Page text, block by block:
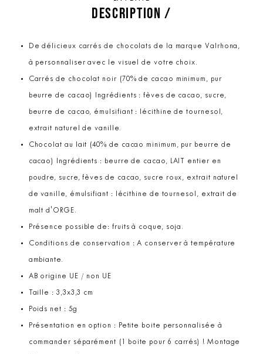
DESCRIPTION /
De délicieux carrés de chocolats de la marque Valrhona,
à personnaliser avec le visuel de votre choix.
Carrés de chocolat noir (70% de cacao minimum, pur
beurre de cacao) Ingrédients : fèves de cacao, sucre,
beurre de cacao, émulsifiant : lécithine de tournesol,
extrait naturel de vanille.
Chocolat au lait (40% de cacao minimum, pur beurre de
cacao) Ingrédients : beurre de cacao, LAIT entier en
poudre, sucre, fèves de cacao, sucre roux, extrait naturel
de vanille, émulsifiant : lécithine de tournesol, extrait de
malt d'ORGE.
Présence possible de: fruits à coque, soja.
Conditions de conservation : A conserver à température
ambiante.
AB origine UE / non UE
Taille : 3,3x3,3 cm
Poids net : 5g
Présentation en option : Petite boite personnalisée à
commander séparément (1 boite pour 6 carrés) ! Montage